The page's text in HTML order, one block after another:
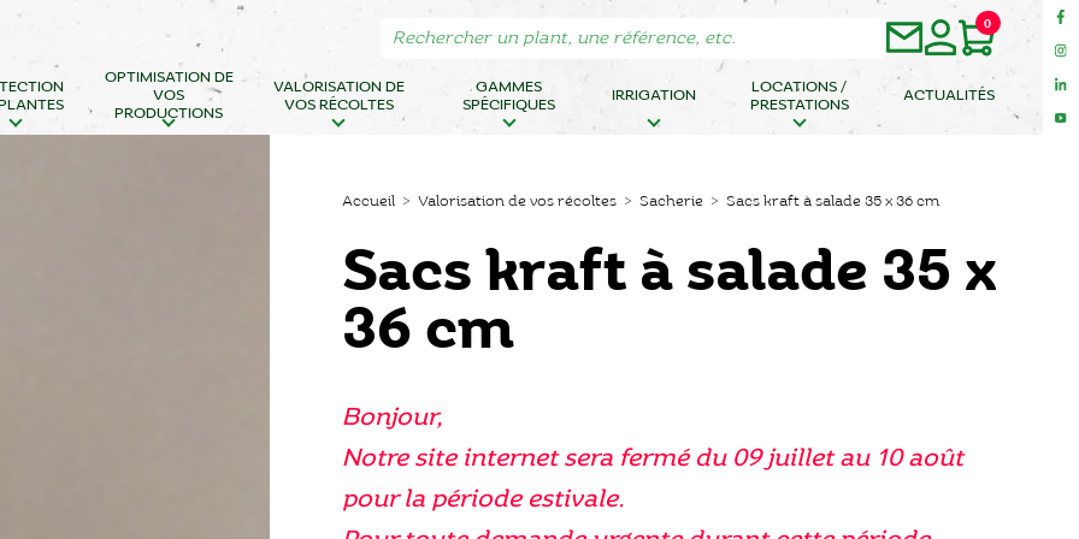
0
OPTIMISATION DE
VOS
PRODUCTIONS
VALORISATION DE
VOS RÉCOLTES
GAMMES
SPÉCIFIQUES
IRRIGATION
LOCATIONS /
PRESTATIONS
ACTUALITÉS
Accueil > Valorisation de vos récoltes > Sacherie > Sacs kraft à salade 35 x 36 cm
Sacs kraft à salade 35 x
36 cm
Bonjour,
Notre site internet sera fermé du 09 juillet au 10 août
pour la période estivale.